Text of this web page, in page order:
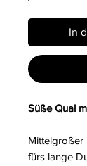
In
Süße Qual
Mittelgroßer
fürs lange